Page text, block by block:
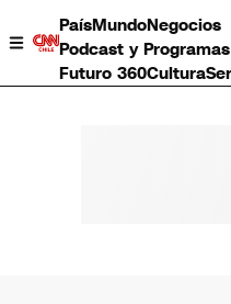
PaísMundoNegocios
Podcast y
Futuro 360Cultura